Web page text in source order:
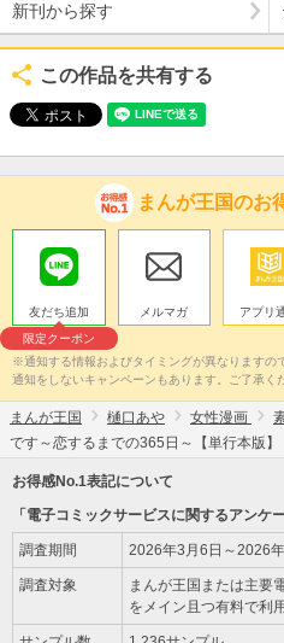
新刊から探す
この作品を共有する
まんが王国のお
友だち追加
限定クーポン
メルマガ アプリ
※通知する情報およびタイミングが異なります
通知をしないキャンペーンもあります。ご了承く
まんが王国 樋口あや 女性漫画
です～恋するまでの365日～【単行本版】
お得感No.1表記について
「電子コミックサービスに関するアンケー
調査期間 2026年3月6日～2026
調査対象
まんが王国または主要
をメイン且つ有料で利